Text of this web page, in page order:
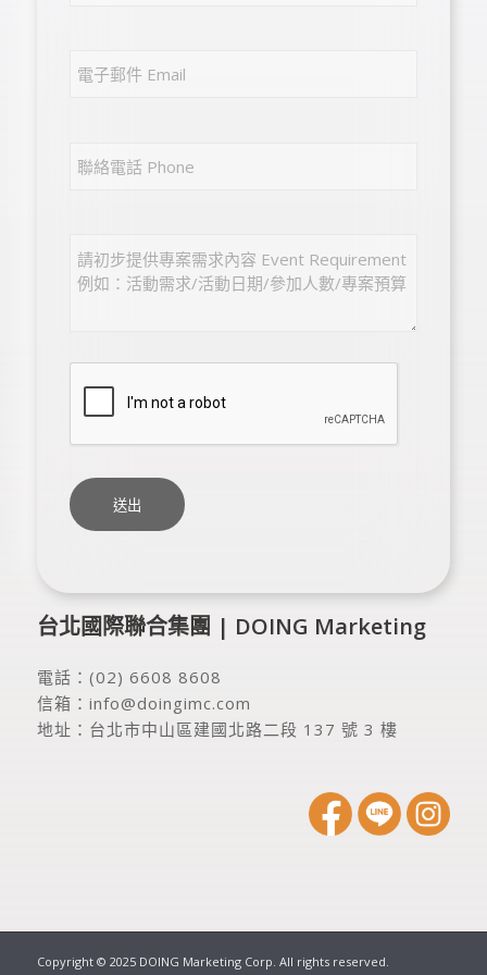
台北國際聯合集團 | DOING Marketing
電話： (02) 6608 8608
信箱： info@doingimc.com
地址： 台北市中山區建國北路二段 137 號 3 樓
Copyright © 2025 DOING Marketing Corp. All rights reserved.